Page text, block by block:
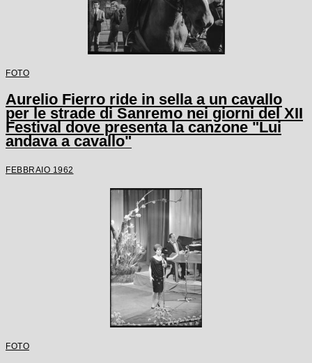
FOTO
Aurelio Fierro ride in sella a un cavallo
per le strade di Sanremo nei giorni del XII
Festival dove presenta la canzone "Lui
andava a cavallo"
FEBBRAIO 1962
FOTO